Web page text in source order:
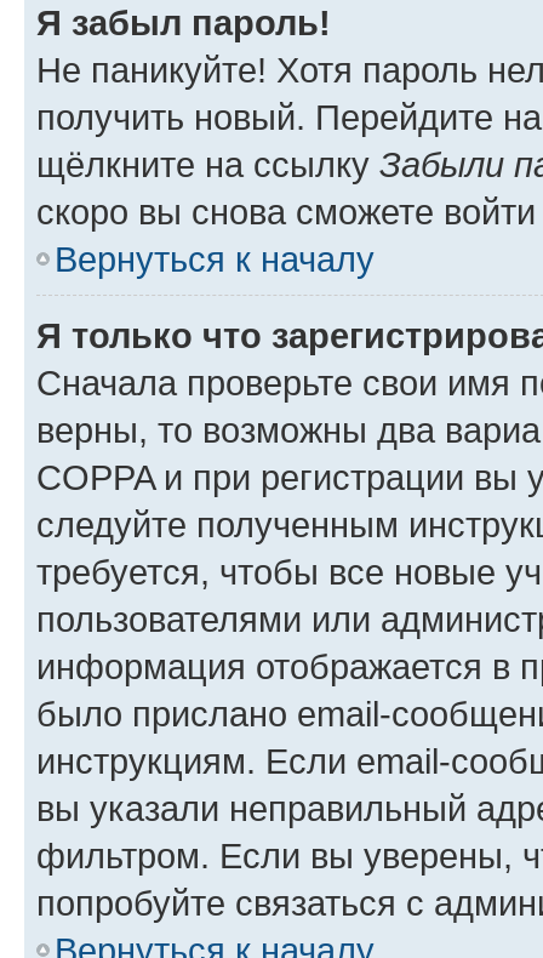
Я забыл пароль!
Не паникуйте! Хотя пароль
получить новый. Перейдите
щёлкните на ссылку Забыли
скоро вы снова сможете
Вернуться к началу
Я только что
Сначала проверьте свои имя
верны, то возможны два
COPPA и при регистрации вы
следуйте полученным
требуется, чтобы все новые
пользователями или
информация отображается в
было прислано email-
инструкциям. Если email-
вы указали неправильный
фильтром. Если вы уверены,
попробуйте связаться с
Вернуться к началу